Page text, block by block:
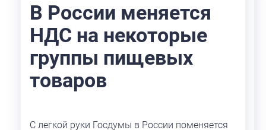
В России меняется
НДС на некоторые
группы пищевых
товаров
С легкой руки Госдумы в России поменяется